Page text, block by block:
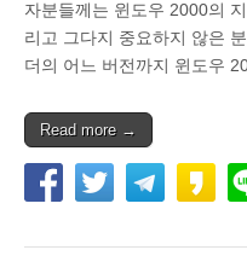
자분들께는 윈도우 2000의
리고 그다지 중요하지 않은
더의 어느 버전까지 윈도우
Read more →